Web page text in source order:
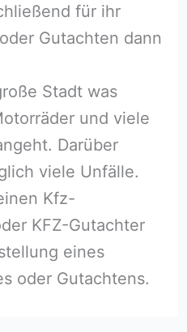
für ihr
Gutachten dann
Stadt was
und viele
Darüber
viele Unfälle.
Kfz-
KFZ-Gutachter
eines
oder Gutachtens.